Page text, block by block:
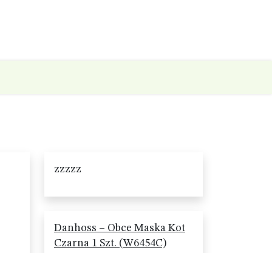
zzzzz
Danhoss – Obce Maska Kot
Czarna 1 Szt. (W6454C)